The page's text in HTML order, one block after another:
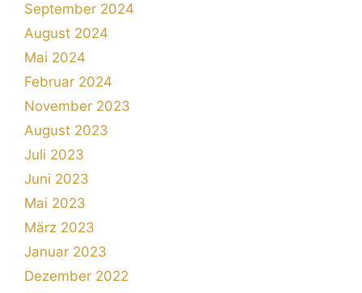
September 2024
August 2024
Mai 2024
Februar 2024
November 2023
August 2023
Juli 2023
Juni 2023
Mai 2023
März 2023
Januar 2023
Dezember 2022